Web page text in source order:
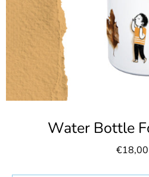
Water Bottle
€18,00